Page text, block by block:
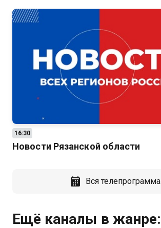
16:30
Новости Рязанской области
Вся телепрограмма
Ещё каналы в жанре: